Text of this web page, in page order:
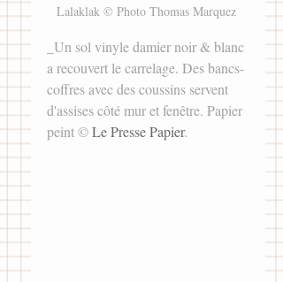
Lalaklak © Photo Thomas Marquez
_Un sol vinyle damier noir & blanc
a recouvert le carrelage. Des bancs-
coffres avec des coussins servent
d'assises côté mur et fenêtre. Papier
peint © Le Presse Papier.